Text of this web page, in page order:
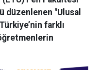
düzenlenen "Ulusal
farklı